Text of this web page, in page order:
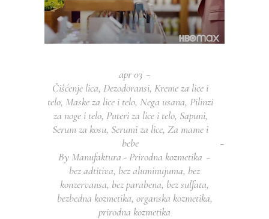
apr 03
Čišćenje lica, Dezodoransi, Kreme za lice i
telo, Maske za lice i telo, Nega usana, Pilinzi
za noge i telo, Puteri za lice i telo, Sapuni,
Serum za kosu, Serumi za lice, Za mame i
bebe
By Manufaktura - Prirodna kozmetika
bez adtitiva, bez aluminujuma, bez
konzervansa, bez parabena, bez sulfata,
bezbedna kozmetika, organska kozmetika,
prirodna kozmetika